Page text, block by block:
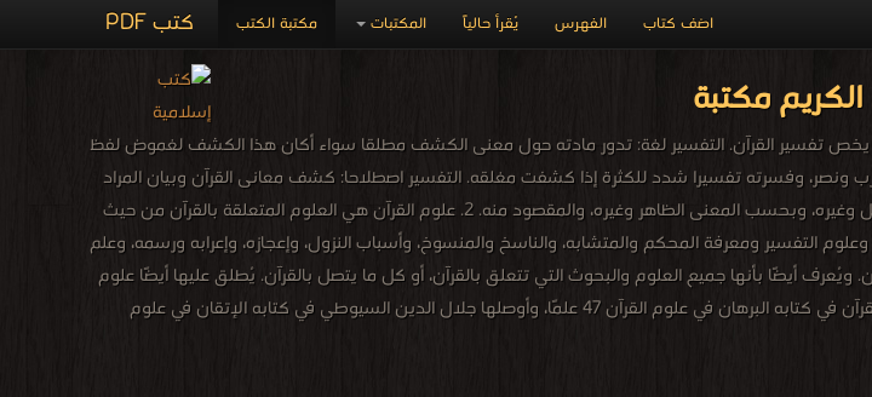
كتب PDF مكتبة الكتب المكتبات يُقرأ حالياً الفهرس اضف كتاب
مكتبة
1. علم التفسير علم يخص تفسير القرآن. التفسير لغة: تدور مادته حول معنى الكشف مطلقا سواء أكان هذا الكشف لغموض لفظ
وفسرته تفسيرا شدد للكثرة إذا كشفت مغلقه. التفسير اصطلاحا: كشف معانى القرآن وبيان المراد
منه، وهو أعم من أن يكون بحسب اللفظ المشكل وغيره، وبحسب المعنى الظاهر وغيره، والمقصود منه. 2. علوم القرآن هي العلوم المتعلقة بالقرآن من حيث
وعلوم التفسير ومعرفة المحكم والمتشابه، والناسخ والمنسوخ، وأسباب النزول، وإعجازه، وإعرابه ورسمه، وعلم
ويُعرف أيضًا بأنها جميع العلوم والبحوث التي تتعلق بالقرآن، أو كل ما يتصل بالقرآن. يُطلق عليها أيضًا علوم
التنزيل، أو علوم الكتاب، وقد عدّ الزركشي علوم القرآن في كتابه البرهان في علوم القرآن 47 علمًا، وأوصلها جلال الدين السيوطي في كتابه الإتقان في علوم